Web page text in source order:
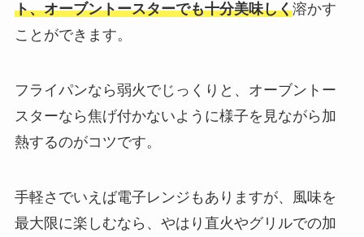
ト、オーブントースターでも十分美味しく溶かす
ことができます。
フライパンなら弱火でじっくりと、オーブントー
スターなら焦げ付かないように様子を見ながら加
熱するのがコツです。
手軽さでいえば電子レンジもありますが、風味を
最大限に楽しむなら、やはり直火やグリルでの加